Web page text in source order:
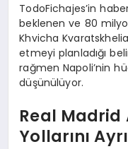
TodoFichajes’in
beklenen ve 80
Khvicha
etmeyi planladığı
rağmen Napoli’nin
düşünülüyor.
Real Madrid
Yollarını